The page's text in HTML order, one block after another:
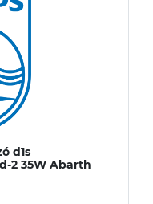
d1s
2 35W Abarth